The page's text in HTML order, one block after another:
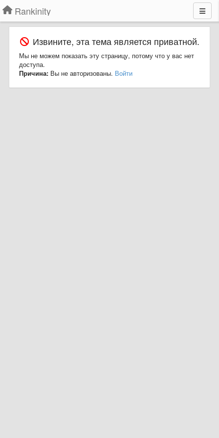
Rankinity
Извините, эта тема является приватной.
Мы не можем показать эту страницу, потому что у вас нет
доступа.
Причина: Вы не авторизованы. Войти